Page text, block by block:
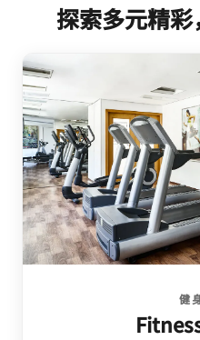
探索多元精
健